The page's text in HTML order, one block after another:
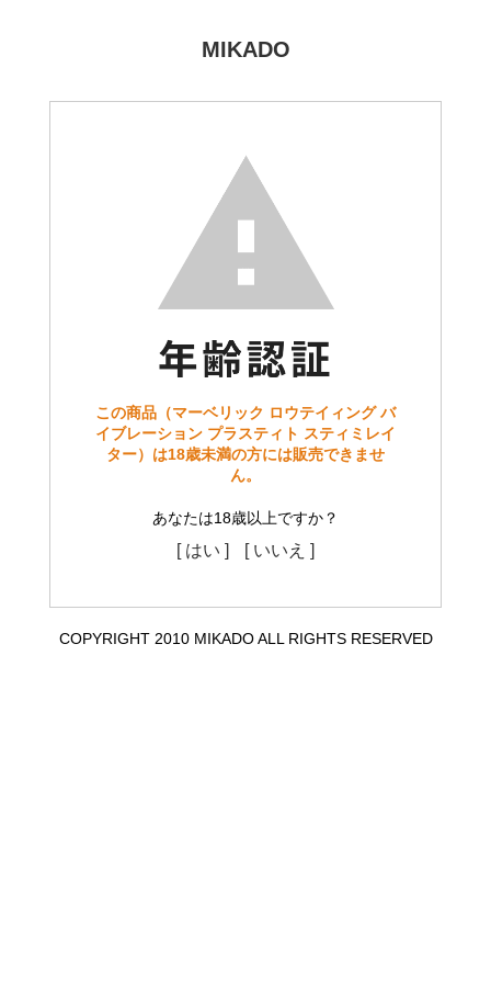
MIKADO
この商品（マーベリック ロウテイィング バ
イブレーション プラスティト スティミレイ
ター）は18歳未満の方には販売できませ
ん。
あなたは18歳以上ですか？
[ はい ] [ いいえ ]
COPYRIGHT 2010 MIKADO ALL RIGHTS RESERVED